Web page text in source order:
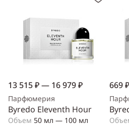
13 515 ₽ — 16 979 ₽
Парфюмерия
Byredo Eleventh Hour
Объем 50 мл — 100 мл
669